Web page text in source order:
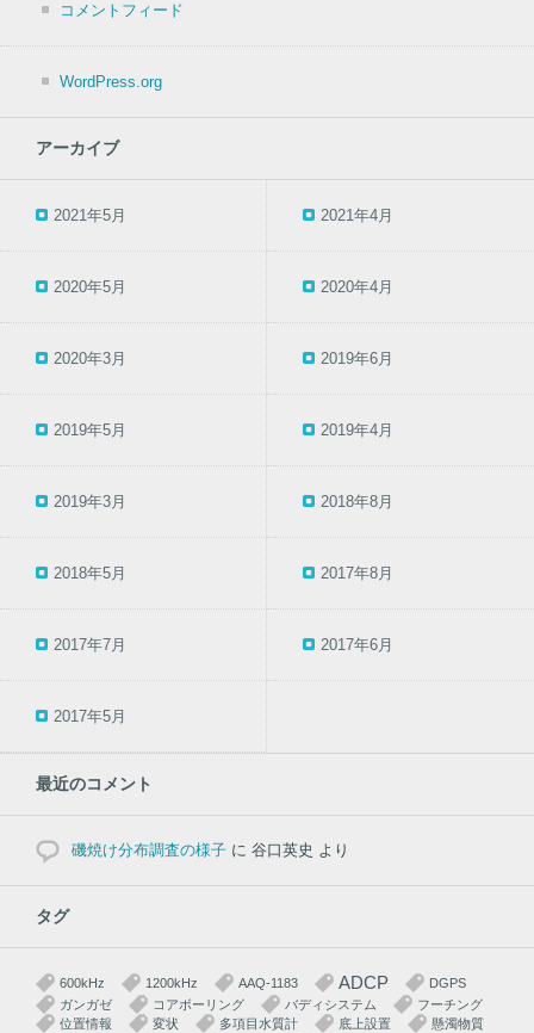
コメントフィード
WordPress.org
アーカイブ
2021年5月 2021年4月
2020年5月 2020年4月
2020年3月 2019年6月
2019年5月 2019年4月
2019年3月 2018年8月
2018年5月 2017年8月
2017年7月 2017年6月
2017年5月
最近のコメント
磯焼け分布調査の様子 に 谷口英史 より
タグ
600kHz 1200kHz AAQ-1183 ADCP
DGPS
ガンガゼ
コアボーリング バディシステム
フーチング
位置情報
変状 多項目水質計 底上設置 懸濁物質